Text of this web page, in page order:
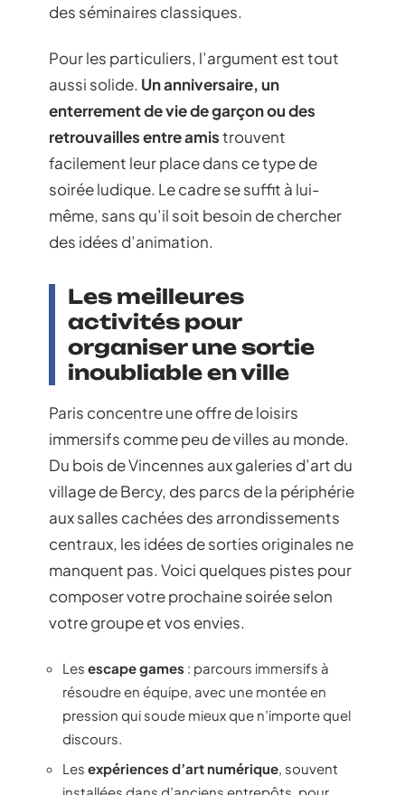
des séminaires classiques.
Pour les particuliers, l’argument est tout
aussi solide. Un anniversaire, un
enterrement de vie de garçon ou des
retrouvailles entre amistrouvent
facilement leur place dans ce type de
soirée ludique. Le cadre se suffit à lui-
même, sans qu’il soit besoin de chercher
des idées d’animation.
Les meilleures
activités pour
organiser une sortie
inoubliable en ville
Paris concentre une offre de loisirs
immersifs comme peu de villes au monde.
Du bois de Vincennes aux galeries d’art du
village de Bercy, des parcs de la périphérie
aux salles cachées des arrondissements
centraux, les idées de sorties originales ne
manquent pas. Voici quelques pistes pour
composer votre prochaine soirée selon
votre groupe et vos envies.
Les escape games : parcours immersifs à
résoudre en équipe, avec une montée en
pression qui soude mieux que n’importe quel
discours.
Les expériences d’art numérique, souvent